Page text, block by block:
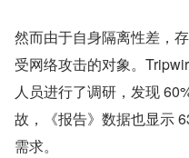
然而由于自身隔离性差，
受网络攻击的对象。
人员进行了调研，发现
故，《报告》数据也显示
需求。